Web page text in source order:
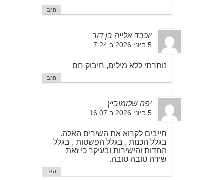
הגב
יוכבד אלייה בן דור
5 ביוני 2026 ב 7:24
נותרתי ללא מילים, חיבוק חם
הגב
יפה שלומוביץ
5 ביוני 2026 ב 16:07
חייבים לקרוא את השירים האלה.
בגלל הכנות , בגלל הפשטות , בגלל
החדות והישירות ובעיקר כי זאת
שירה טובה טובה.
הגב